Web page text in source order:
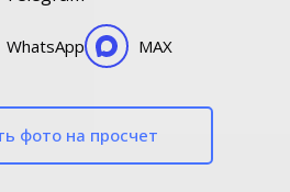
WhatsApp MAX
фото на просчет